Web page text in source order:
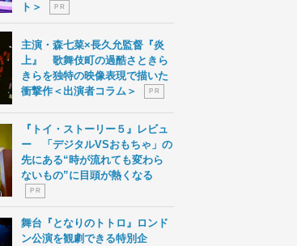
ト＞
P R
主演・森七菜×長久允監督『炎
上』 歌舞伎町の過酷さときら
きらを独特の映像表現で描いた
衝撃作＜出演者コラム＞
P R
『トイ・ストーリー５』レビュ
ー 「デジタルVSおもちゃ」の
先にある“時が流れても変わら
ないもの”に目頭が熱くなる
P R
舞台『となりのトトロ』ロンド
ン公演を観劇できる特別企